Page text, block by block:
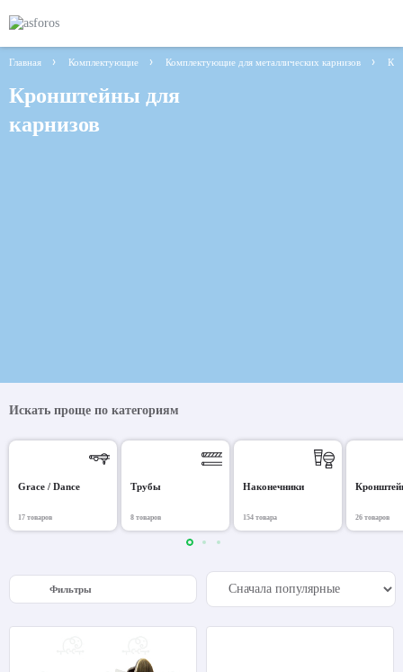
Главная Комплектующие Комплектующие для металлических карнизов
Кронштейны для
карнизов
Искать проще по категориям
Grace / Dance
17 товаров
Трубы
8 товаров
Наконечники
154 товара 26 товаров
Фильтры